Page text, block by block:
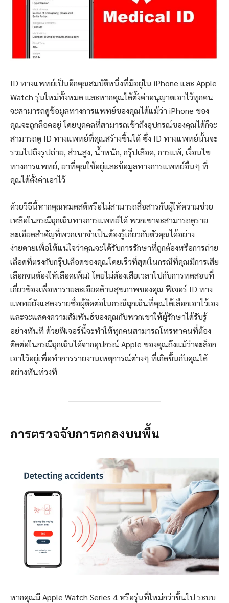
ID ทางแพทย์เป็นอีกคุณสมบัติหนึ่งที่มีอยู่ใน iPhone และ Apple
Watch รุ่นใหม่ทั้งหมด และหากคุณได้ตั้งค่าอนุญาตเอาไว้ทุกคน
จะสามารถดูข้อมูลทางการแพทย์ของคุณได้แม้ว่า iPhone ของ
คุณจะถูกล็อคอยู่ โดยบุคคลที่สามารถเข้าถึงอุปกรณ์ของคุณได้ก็จะ
สามารถดู ID ทางแพทย์ที่คุณสร้างขึ้นได้ ซึ่ง ID ทางแพทย์นั้นจะ
รวมไปถึงรูปถ่าย, ส่วนสูง, น้ำหนัก, กรุ๊ปเลือด, การแพ้, เงื่อนไข
ทางการแพทย์, ยาที่คุณใช้อยู่และข้อมูลทางการแพทย์อื่นๆ ที่
คุณได้ตั้งค่าเอาไว้
ด้วยวิธีนี้หากคุณหมดสติหรือไม่สามารถสื่อสารกับผู้ให้ความช่วย
เหลือในกรณีฉุกเฉินทางการแพทย์ได้ พวกเขาจะสามารถดูราย
ละเอียดสำคัญที่พวกเขาจำเป็นต้องรู้เกี่ยวกับตัวคุณได้อย่าง
ง่ายดายเพื่อให้แน่ใจว่าคุณจะได้รับการรักษาที่ถูกต้องหรือการถ่าย
เลือดที่ตรงกับกรุ๊ปเลือดของคุณโดยเร็วที่สุด(ในกรณีที่คุณมีการเสีย
เลือกจนต้องให้เลือดเพิ่ม) โดยไม่ต้องเสียเวลาไปกับการทดสอบที่
เกี่ยวข้องเพื่อหารายละเอียดด้านสุขภาพของคุณ ฟีเจอร์ ID ทาง
แพทย์ยังแสดงรายชื่อผู้ติดต่อในกรณีฉุกเฉินที่คุณได้เลือกเอาไว้เอง
และจะแสดงความสัมพันธ์ของคุณกับพวกเขาให้ผู้รักษาได้รับรู้
อย่างทันที ด้วยฟีเจอร์นี้จะทำให้ทุกคนสามารถโทรหาคนที่ต้อง
ติดต่อในกรณีฉุกเฉินได้จากอุปกรณ์ Apple ของคุณถึงแม้ว่าจะล็อก
เอาไว้อยู่เพื่อทำการรายงานเหตุการณ์ต่างๆ ที่เกิดขึ้นกับคุณได้
อย่างทันท่วงที
การตรวจจับการตกลงบนพื้น
หากคุณมี Apple Watch Series 4 หรือรุ่นที่ใหม่กว่าขึ้นไป ระบบ